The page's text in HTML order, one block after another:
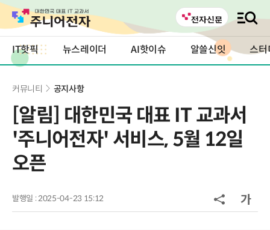
IT핫픽 뉴스레이더 AI핫이슈 알쓸신잇 스터
커뮤니티 공지사항
[알림] 대한민국 대표 IT 교과서
'주니어전자' 서비스, 5월 12일
오픈
발행일 : 2025-04-23 15:12